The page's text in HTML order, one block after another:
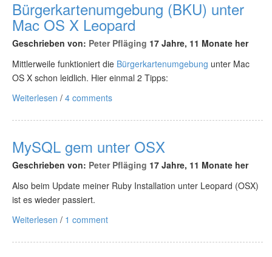
Bürgerkartenumgebung (BKU) unter
Mac OS X Leopard
Geschrieben von: Peter Pfläging 17 Jahre, 11 Monate her
Mittlerweile funktioniert die Bürgerkartenumgebung unter Mac
OS X schon leidlich. Hier einmal 2 Tipps:
Weiterlesen / 4 comments
MySQL gem unter OSX
Geschrieben von: Peter Pfläging 17 Jahre, 11 Monate her
Also beim Update meiner Ruby Installation unter Leopard (OSX)
ist es wieder passiert.
Weiterlesen / 1 comment